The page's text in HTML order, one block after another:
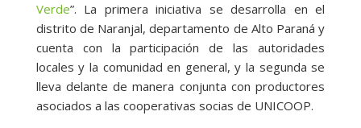
Verde”. La primera iniciativa se desarrolla en el
distrito de Naranjal, departamento de Alto Paraná y
cuenta con la participación de las autoridades
locales y la comunidad en general, y la segunda se
lleva delante de manera conjunta con productores
asociados a las cooperativas socias de UNICOOP.